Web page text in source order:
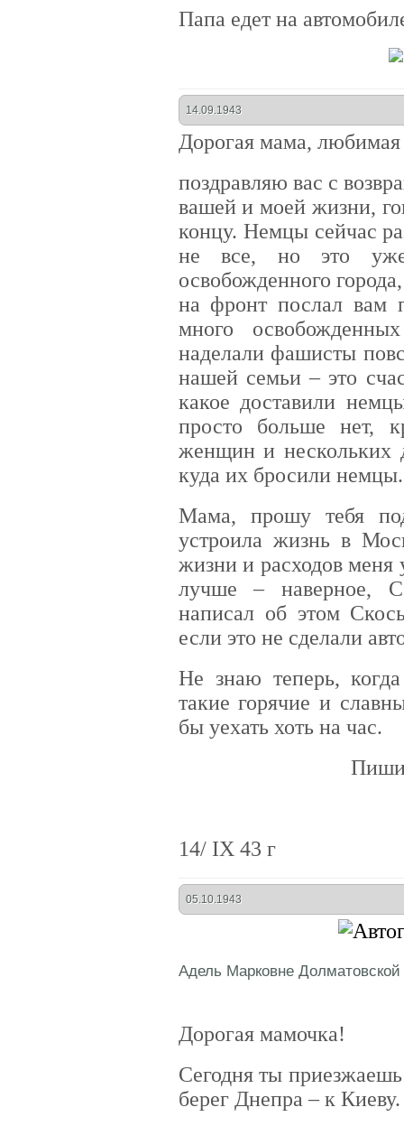
Папа едет на
14.09.1943
Дорогая мама, любимая
поздравляю вас с
вашей и моей жизни,
концу. Немцы сейчас
не все, но это
освобожденного
на фронт послал вам
много
наделали фашисты
нашей семьи – это
какое доставили
просто больше нет,
женщин и нескольких
куда их бросили немцы.
Мама, прошу тебя
устроила жизнь в
жизни и расходов меня
лучше – наверное,
написал об этом
если это не сделали
Не знаю теперь,
такие горячие и
бы уехать хоть на час.
14/ IX 43 г
05.10.1943
Адель Марковне Долматовской
Дорогая мамочка!
Сегодня ты
берег Днепра – к Киеву.